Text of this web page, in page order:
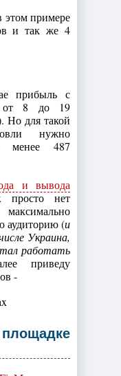
этом примере
и так же 4
прибыль с
от 8 до 19
Но для такой
нужно
менее 487
и вывода
просто нет
аудиторию (и
Украина,
работать
приведу
-